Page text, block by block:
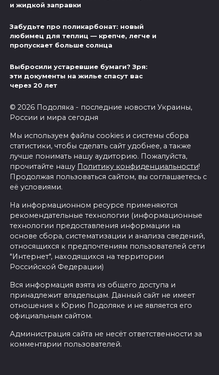
и жидкой заправки
Забудьте про поликарбонат: новый
любимец для теплиц — крепче, легче и
пропускает больше солнца
Выбросили устаревшие бумаги? Зря:
эти документы на жилье спасут вас
через 20 лет
© 2026 Подоляка - последние новости Украины,
России и мира сегодня
Мы используем файлы cookies и системы сбора
статистики, чтобы сделать сайт удобнее, а также
лучше понимать нашу аудиторию. Пожалуйста,
прочитайте нашу Политику конфиденциальности!
Продолжая пользоваться сайтом, вы соглашаетесь с
её условиями.
На информационном ресурсе применяются
рекомендательные технологии (информационные
технологии предоставления информации на
основе сбора, систематизации и анализа сведений,
относящихся к предпочтениям пользователей сети
"Интернет", находящихся на территории
Российской Федерации)
Вся информация взята из общего доступа и
принадлежит владельцам. Данный сайт не имеет
отношения к Юрию Подоляке и не является его
официальным сайтом.
Администрация сайта не несёт ответственности за
комментарии пользователей.